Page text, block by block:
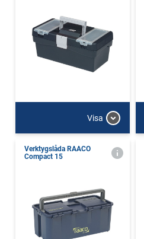
Visa
Verktygslåda RAACO
Compact 15